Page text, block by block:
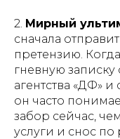
2. Мирный
сначала
претензию.
гневную записку
агентства «ДФ»
он часто
забор сейчас,
услуги и снос